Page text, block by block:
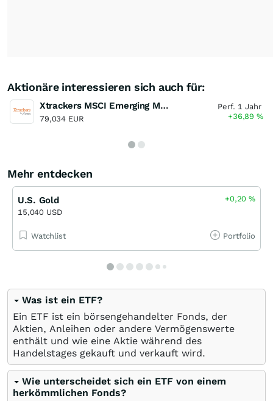
Aktionäre interessieren sich auch für:
Xtrackers MSCI Emerging Markets UCITS ETF
79,034 EUR
Perf. 1 Jahr
+36,89%
Mehr entdecken
U.S. Gold
15,040 USD
+0,20%
Watchlist Portfolio
Was ist ein ETF?
Ein ETF ist ein börsengehandelter Fonds, der
Aktien, Anleihen oder andere Vermögenswerte
enthält und wie eine Aktie während des
Handelstages gekauft und verkauft wird.
Wie unterscheidet sich ein ETF von einem
herkömmlichen Fonds?